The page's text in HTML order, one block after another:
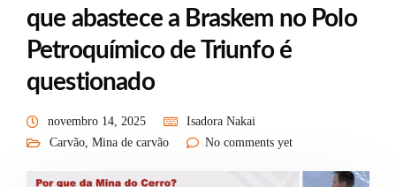
que abastece a Braskem no Polo
Petroquímico de Triunfo é
questionado
novembro 14, 2025
Isadora Nakai
Carvão Mina de carvão No comments yet